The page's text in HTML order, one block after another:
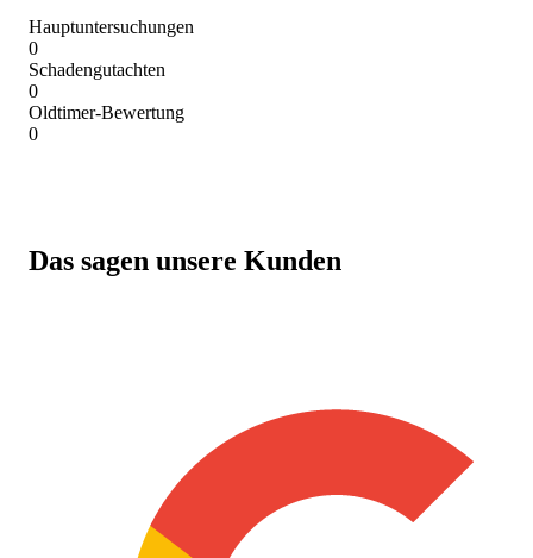
Hauptuntersuchungen
0
Schadengutachten
0
Oldtimer-Bewertung
0
Das sagen unsere Kunden